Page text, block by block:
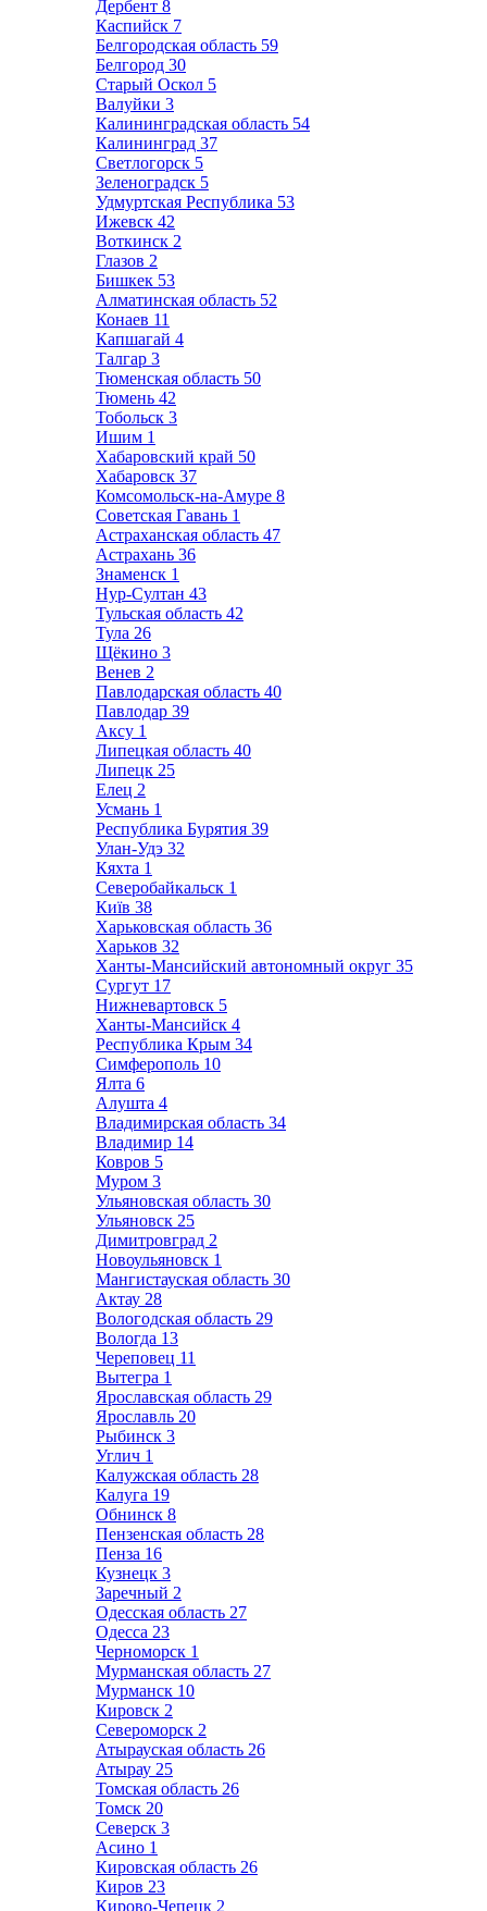
Дербент 8
Каспийск 7
Белгородская область 59
Белгород 30
Старый Оскол 5
Валуйки 3
Калининградская область 54
Калининград 37
Светлогорск 5
Зеленоградск 5
Удмуртская Республика 53
Ижевск 42
Воткинск 2
Глазов 2
Бишкек 53
Алматинская область 52
Конаев 11
Капшагай 4
Талгар 3
Тюменская область 50
Тюмень 42
Тобольск 3
Ишим 1
Хабаровский край 50
Хабаровск 37
Комсомольск-на-Амуре 8
Советская Гавань 1
Астраханская область 47
Астрахань 36
Знаменск 1
Нур-Султан 43
Тульская область 42
Тула 26
Щёкино 3
Венев 2
Павлодарская область 40
Павлодар 39
Аксу 1
Липецкая область 40
Липецк 25
Елец 2
Усмань 1
Республика Бурятия 39
Улан-Удэ 32
Кяхта 1
Северобайкальск 1
Київ 38
Харьковская область 36
Харьков 32
Ханты-Мансийский автономный округ 35
Сургут 17
Нижневартовск 5
Ханты-Мансийск 4
Республика Крым 34
Симферополь 10
Ялта 6
Алушта 4
Владимирская область 34
Владимир 14
Ковров 5
Муром 3
Ульяновская область 30
Ульяновск 25
Димитровград 2
Новоульяновск 1
Мангистауская область 30
Актау 28
Вологодская область 29
Вологда 13
Череповец 11
Вытегра 1
Ярославская область 29
Ярославль 20
Рыбинск 3
Углич 1
Калужская область 28
Калуга 19
Обнинск 8
Пензенская область 28
Пенза 16
Кузнецк 3
Заречный 2
Одесская область 27
Одесса 23
Черноморск 1
Мурманская область 27
Мурманск 10
Кировск 2
Североморск 2
Атырауская область 26
Атырау 25
Томская область 26
Томск 20
Северск 3
Асино 1
Кировская область 26
Киров 23
Кирово-Чепецк 2